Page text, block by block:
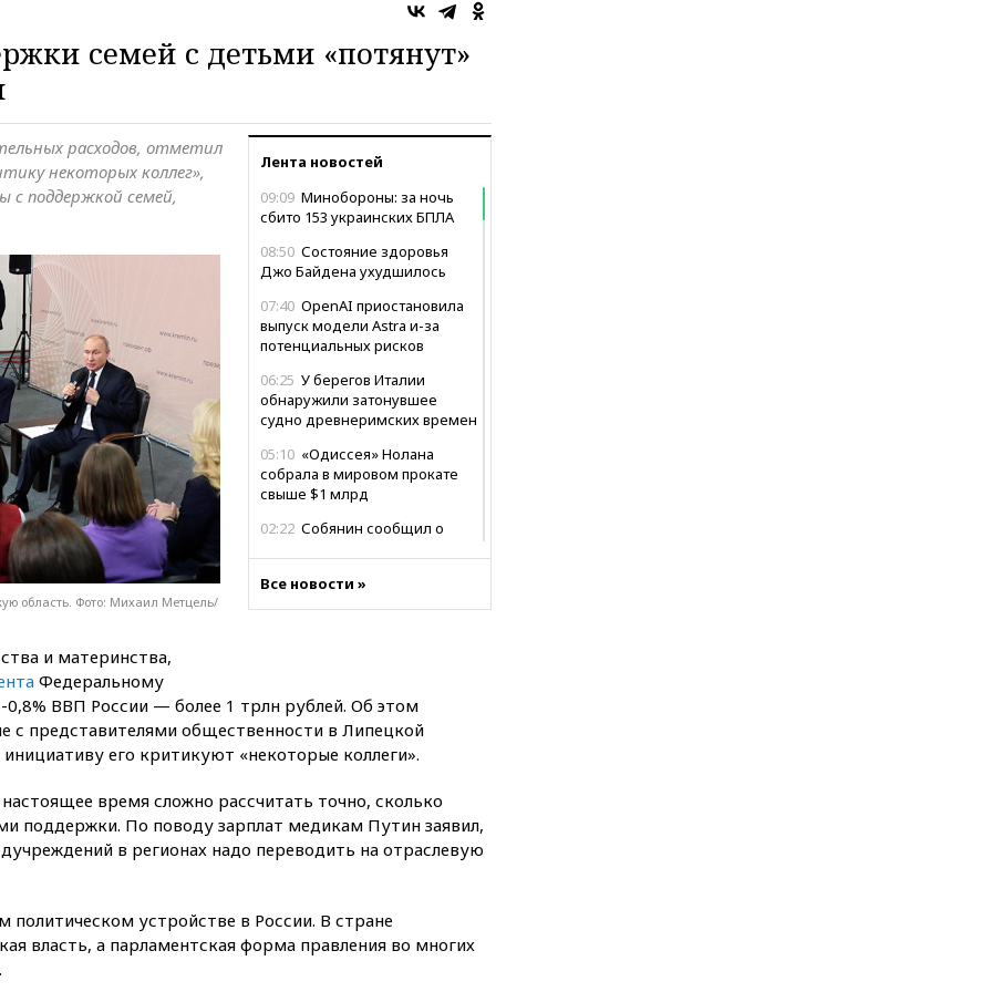
семей с детьми «потянут»
Лента новостей
09:09 Минобороны: за ночь
сбито 153 украинских БПЛА
08:50 Состояние здоровья
Джо Байдена ухудшилось
07:40 OpenAI приостановила
выпуск модели Astra и-за
потенциальных рисков
06:25 У берегов Италии
обнаружили затонувшее
судно древнеримских времен
05:10 «Одиссея» Нолана
собрала в мировом прокате
свыше $1 млрд
02:22 Собянин сообщил о
идут поиски семьи, пропавшей
во время сплава
вчера, 23:30 Жителя Нижнего
Тагила арестовали за реакции
вчера, 22:50Российский
режиссер Кирилл Соколов
снимет триллер для Netflix
к мораторию на удары по
торговым судам в Черном
море
Все новости »
расходов, отметил
некоторых коллег»,
с поддержкой семей,
область. Фото: Михаил Метцель/
и материнства,
Федеральному
ВВП России — более 1 трлн рублей. Об этом
с представителями общественности в Липецкой
его критикуют «некоторые коллеги».
время сложно рассчитать точно, сколько
поддержки. По поводу зарплат медикам Путин заявил,
в регионах надо переводить на отраслевую
устройстве в России. В стране
власть, а парламентская форма правления во многих